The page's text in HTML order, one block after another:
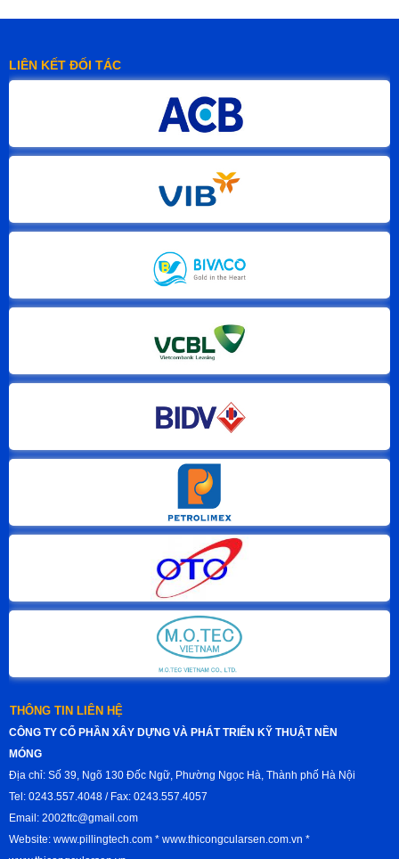
LIÊN KẾT ĐỐI TÁC
THÔNG TIN LIÊN HỆ
CÔNG TY CỔ PHẦN XÂY DỰNG VÀ PHÁT TRIỂN KỸ THUẬT NỀN
MÓNG
Địa chỉ: Số 39, Ngõ 130 Đốc Ngữ, Phường Ngọc Hà, Thành phố Hà Nội
Tel: 0243.557.4048 / Fax: 0243.557.4057
Email: 2002ftc@gmail.com
Website: www.pillingtech.com * www.thicongcularsen.com.vn *